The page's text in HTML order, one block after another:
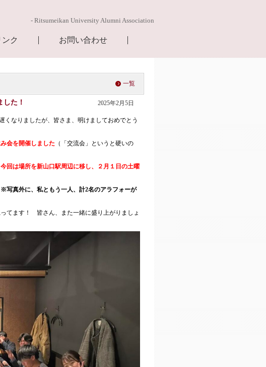
- Ritsumeikan University Alumni Association
ンク お問い合わせ
一覧
した！ 2025年2月5日
くなりましたが、皆さま、明けましておめでとう
会を開催しました （「交流会」というと硬いの
今回は場所を新山口駅周辺に移し、２月１日の土曜
※写真外に、私ともう一人、計2名のアラフォーが
てます！ 皆さん、また一緒に盛り上がりましょ